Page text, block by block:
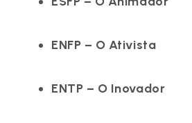
ENFP – O Ativista
ENTP – O Inovador